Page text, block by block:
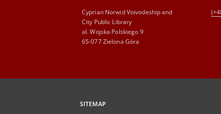
Cyprian Norwid Voivodeship and
City Public Library
al. Wojska Polskiego 9
65-077 Zielona Góra
SITEMAP